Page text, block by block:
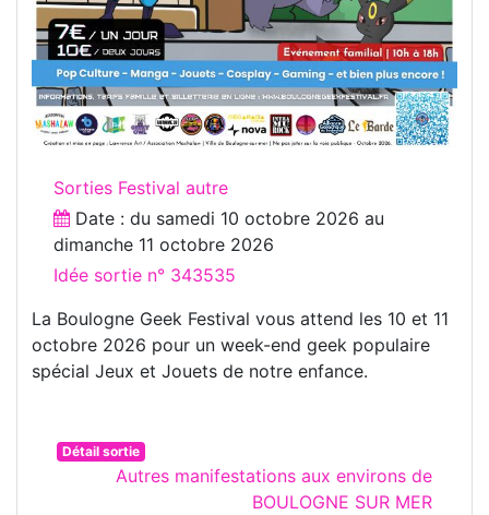
Sorties Festival autre
Date : du samedi 10 octobre 2026 au
dimanche 11 octobre 2026
Idée sortie n° 343535
La Boulogne Geek Festival vous attend les 10 et 11
octobre 2026 pour un week-end geek populaire
spécial Jeux et Jouets de notre enfance.
Détail sortie
Autres manifestations aux environs de
BOULOGNE SUR MER